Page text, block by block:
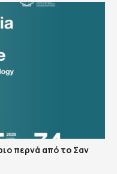
περνά από το Σαν